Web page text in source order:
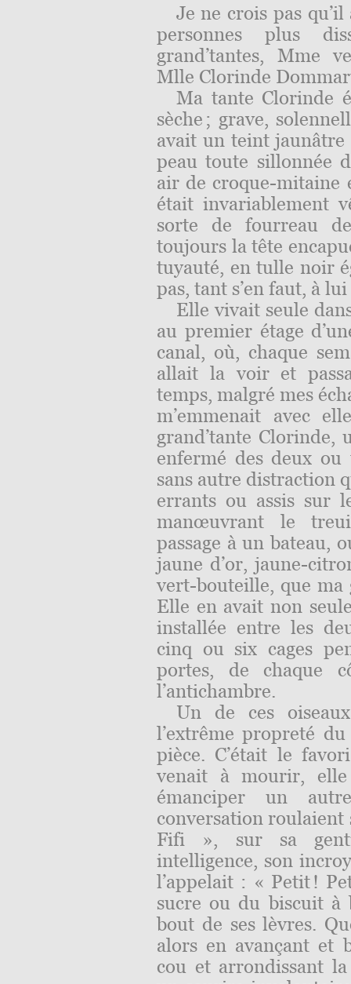
Je ne crois pas
personnes plus
grand’tantes, Mme
Mlle Clorinde
Ma tante Clorinde
sèche ; grave,
avait un teint jaunâtre
peau toute sillonnée
air de croque-mitaine
était invariablement
sorte de fourreau
toujours la tête
tuyauté, en tulle noir
pas, tant s’en faut, à
Elle vivait seule
au premier étage
canal, où, chaque
allait la voir et
temps, malgré mes
m’emmenait avec
grand’tante
enfermé des deux ou
sans autre distraction
errants ou assis sur
manœuvrant le
passage à un bateau,
jaune d’or, jaune-
vert-bouteille, que ma
Elle en avait non
installée entre les
cinq ou six cages
portes, de chaque
l’antichambre.
Un de ces
l’extrême propreté
pièce. C’était le
venait à mourir, elle
émanciper un
conversation roulaient
Fifi », sur sa
intelligence, son
l’appelait : « Petit !
sucre ou du biscuit à
bout de ses lèvres.
alors en avançant et
cou et arrondissant